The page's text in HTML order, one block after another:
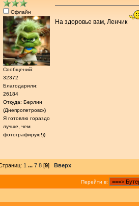
Офлайн
Сообщений:
32372
Благодарили:
26184
Откуда: Берлин
(Днепропетровск)
Я готовлю гораздо
лучше, чем
фотографирую!))
На здоровье вам, Ленчик
1 ... 7 8 [9] Вверх
Перейти в: